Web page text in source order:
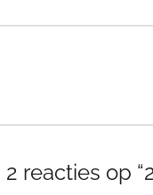
2 reacties op